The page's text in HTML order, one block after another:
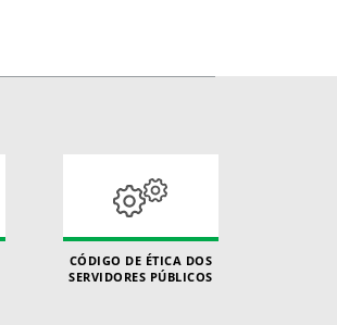
CÓDIGO DE ÉTICA DOS
SERVIDORES PÚBLICOS